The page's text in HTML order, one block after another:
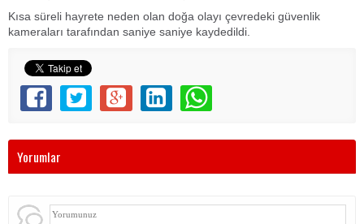
Kısa süreli hayrete neden olan doğa olayı çevredeki güvenlik
kameraları tarafından saniye saniye kaydedildi.
Yorumlar